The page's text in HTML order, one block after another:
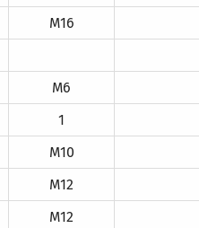
M16
M6
1
M10
M12
M12